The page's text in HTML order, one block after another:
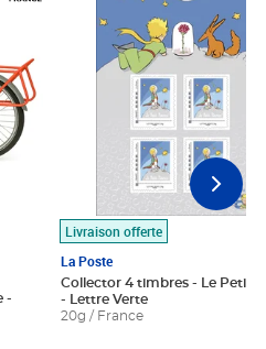
Livraison offerte
La Poste
Collector 4 timbres - Le Petit
- Lettre Verte
20g / France